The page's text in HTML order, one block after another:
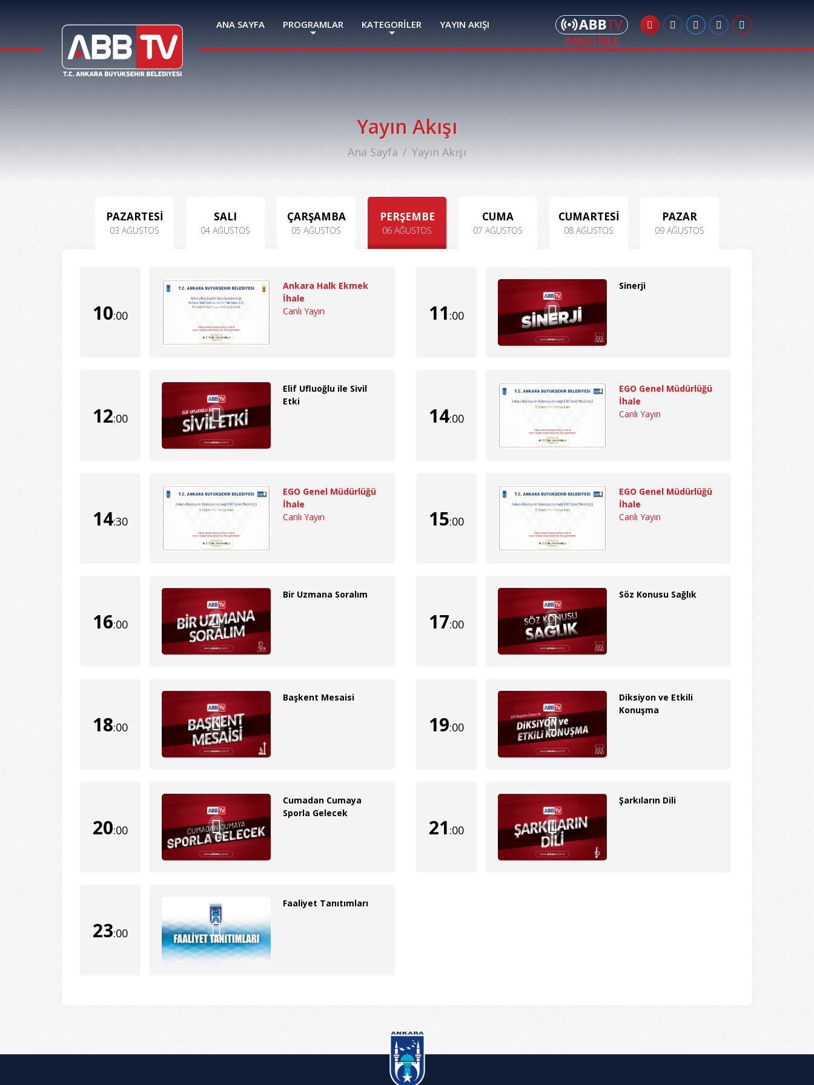
ANA SAYFA PROGRAMLAR KATEGORİLER YAYIN AKIŞI
Yayın Akışı
Ana Sayfa Yayın Akışı
PAZARTESİ
03 AĞUSTOS
SALI
04 AĞUSTOS
ÇARŞAMBA
05 AĞUSTOS
PERŞEMBE
06 AĞUSTOS
CUMA
07 AĞUSTOS
CUMARTESİ
08 AĞUSTOS
PAZAR
09 AĞUSTOS
10:00
Ankara Halk Ekmek
İhale
Canlı Yayın
11 :00
Sinerji
12:00
Elif Ufluoğlu ile Sivil
Etki
14:00
EGO Genel Müdürlüğü
İhale
Canlı Yayın
14:30
EGO Genel Müdürlüğü
İhale
Canlı Yayın
15:00
EGO Genel Müdürlüğü
İhale
Canlı Yayın
16:00
Bir Uzmana Soralım
17:00
Söz Konusu Sağlık
18:00
Başkent Mesaisi
19:00
Diksiyon ve Etkili
Konuşma
20:00
Cumadan Cumaya
Sporla Gelecek
21 :00
Şarkıların Dili
23:00
Faaliyet Tanıtımları